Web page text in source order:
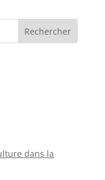
Rechercher
dans la